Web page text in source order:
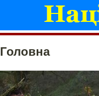
Головна